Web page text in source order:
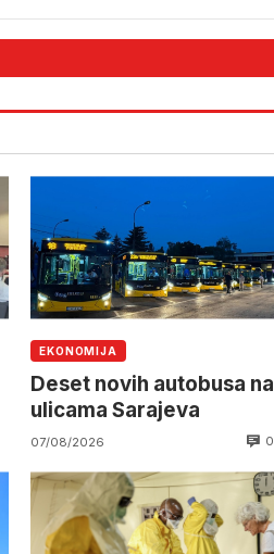
EKONOMIJA
Deset novih autobusa na
ulicama Sarajeva
07/08/2026 0